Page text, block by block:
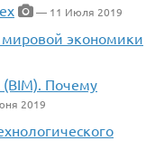
— 11 Июля 2019
мировой экономики
Почему
2019